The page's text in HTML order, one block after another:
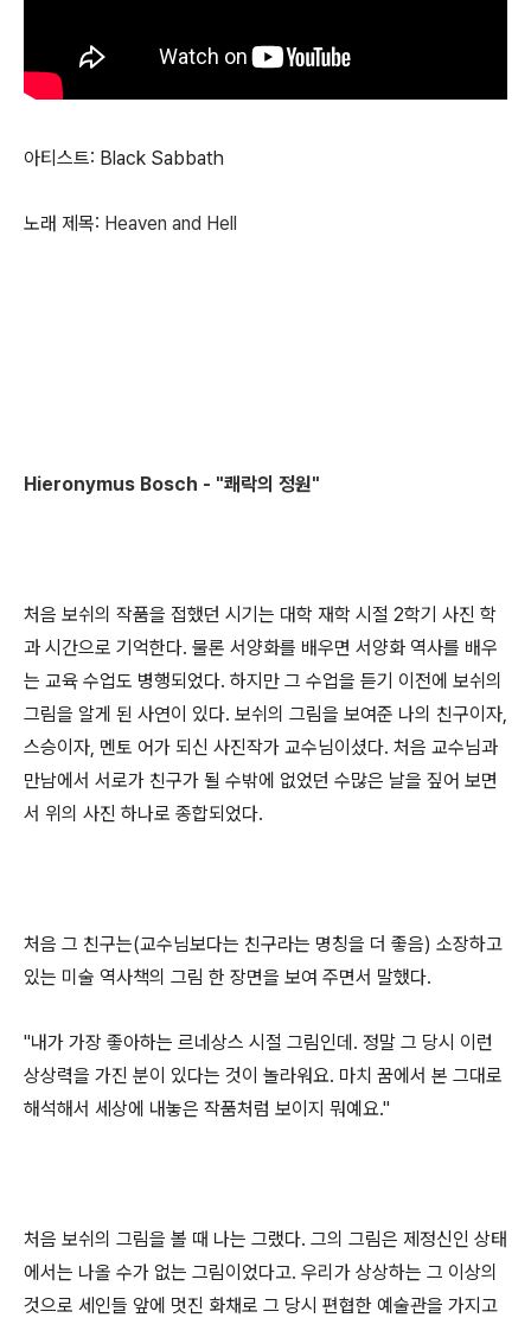
아티스트: Black Sabbath
노래 제목: Heaven and Hell
Hieronymus Bosch - "쾌락의 정원"
처음 보쉬의 작품을 접했던 시기는 대학 재학 시절 2학기 사진 학
과 시간으로 기억한다. 물론 서양화를 배우면 서양화 역사를 배우
는 교육 수업도 병행되었다. 하지만 그 수업을 듣기 이전에 보쉬의
그림을 알게 된 사연이 있다. 보쉬의 그림을 보여준 나의 친구이자,
스승이자, 멘토 어가 되신 사진작가 교수님이셨다. 처음 교수님과
만남에서 서로가 친구가 될 수밖에 없었던 수많은 날을 짚어 보면
서 위의 사진 하나로 종합되었다.
처음 그 친구는(교수님보다는 친구라는 명칭을 더 좋음) 소장하고
있는 미술 역사책의 그림 한 장면을 보여 주면서 말했다.
"내가 가장 좋아하는 르네상스 시절 그림인데. 정말 그 당시 이런
상상력을 가진 분이 있다는 것이 놀라워요. 마치 꿈에서 본 그대로
해석해서 세상에 내놓은 작품처럼 보이지 뭐예요."
처음 보쉬의 그림을 볼 때 나는 그랬다. 그의 그림은 제정신인 상태
에서는 나올 수가 없는 그림이었다고. 우리가 상상하는 그 이상의
것으로 세인들 앞에 멋진 화채로 그 당시 편협한 예술관을 가지고